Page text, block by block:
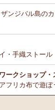
ンジバル島の
・手織ストール
ークショップ・
フリカ布で遊ぼ